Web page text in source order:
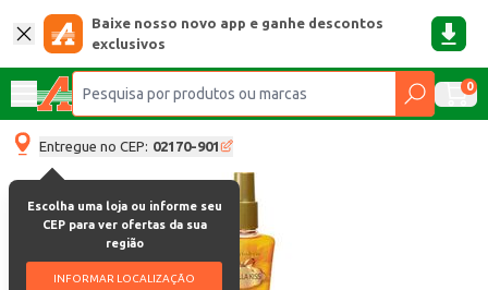
Baixe nosso novo app e ganhe descontos
exclusivos
0
Entregue no CEP: 02170-901
Escolha uma loja ou informe seu
CEP para ver ofertas da sua
região
INFORMAR LOCALIZAÇÃO